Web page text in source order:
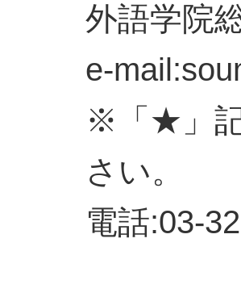
外語学院
e-
※「★」記
さい。
電話:03-